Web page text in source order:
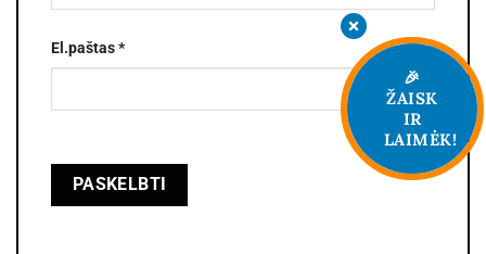
El.paštas*
🎉
ŽAISK
IR
LAIMĖK!